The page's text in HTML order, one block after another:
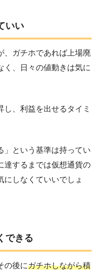
いい
、ガチホであれば上場廃
く、日々の値動きは気に
、利益を出せるタイミ
」という基準は持ってい
達するまでは仮想通貨の
にしなくていいでしょ
できる
の後にガチホしながら積